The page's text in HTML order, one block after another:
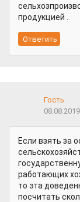
продукцией .
Гость
Если взять за
работающих
то эта
посчитать